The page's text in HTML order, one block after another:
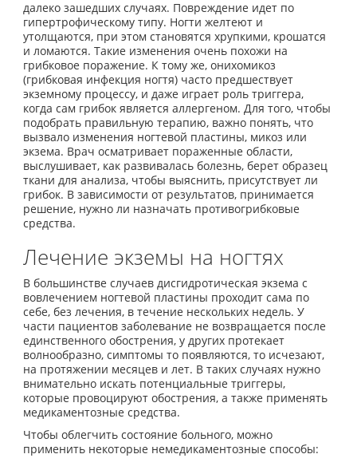
далеко зашедших случаях. Повреждение идет по
гипертрофическому типу. Ногти желтеют и
утолщаются, при этом становятся хрупкими, крошатся
и ломаются. Такие изменения очень похожи на
грибковое поражение. К тому же, онихомикоз
(грибковая инфекция ногтя) часто предшествует
экземному процессу, и даже играет роль триггера,
когда сам грибок является аллергеном. Для того, чтобы
подобрать правильную терапию, важно понять, что
вызвало изменения ногтевой пластины, микоз или
экзема. Врач осматривает пораженные области,
выслушивает, как развивалась болезнь, берет образец
ткани для анализа, чтобы выяснить, присутствует ли
грибок. В зависимости от результатов, принимается
решение, нужно ли назначать противогрибковые
средства.
Лечение экземы на ногтях
В большинстве случаев дисгидротическая экзема с
вовлечением ногтевой пластины проходит сама по
себе, без лечения, в течение нескольких недель. У
части пациентов заболевание не возвращается после
единственного обострения, у других протекает
волнообразно, симптомы то появляются, то исчезают,
на протяжении месяцев и лет. В таких случаях нужно
внимательно искать потенциальные триггеры,
которые провоцируют обострения, а также применять
медикаментозные средства.
Чтобы облегчить состояние больного, можно
применить некоторые немедикаментозные способы: